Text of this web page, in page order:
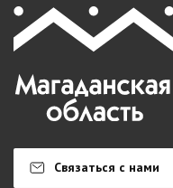
Связаться с нами